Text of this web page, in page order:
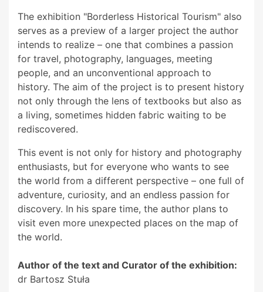
The exhibition "Borderless Historical Tourism" also
serves as a preview of a larger project the author
intends to realize – one that combines a passion
for travel, photography, languages, meeting
people, and an unconventional approach to
history. The aim of the project is to present history
not only through the lens of textbooks but also as
a living, sometimes hidden fabric waiting to be
rediscovered.
This event is not only for history and photography
enthusiasts, but for everyone who wants to see
the world from a different perspective – one full of
adventure, curiosity, and an endless passion for
discovery. In his spare time, the author plans to
visit even more unexpected places on the map of
the world.
Author of the text and Curator of the exhibition:
dr Bartosz Stuła